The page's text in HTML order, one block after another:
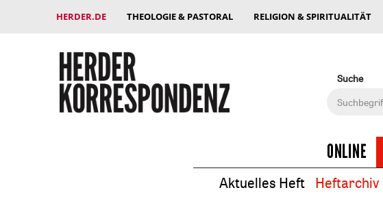
HERDER.DE THEOLOGIE & PASTORAL RELIGION & SPIRITUALITÄT
Suche
ONLINE
Aktuelles Heft Heftarchiv